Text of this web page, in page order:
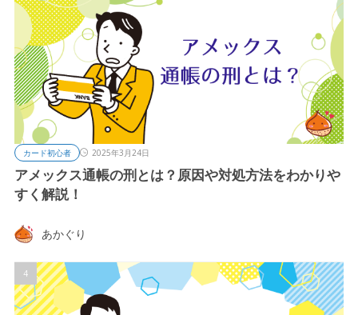
カード初心者 2025年3月24日
アメックス通帳の刑とは？原因や対処方法をわかりや
すく解説！
あかぐり